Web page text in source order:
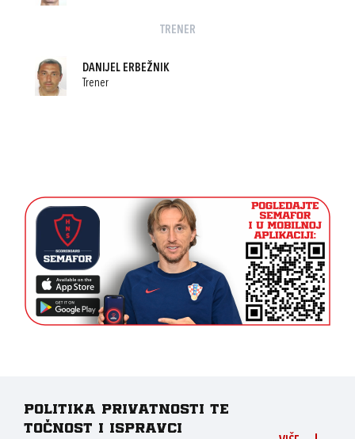
TRENER
DANIJEL ERBEŽNIK
Trener
Politika privatnosti te
točnost i ispravci